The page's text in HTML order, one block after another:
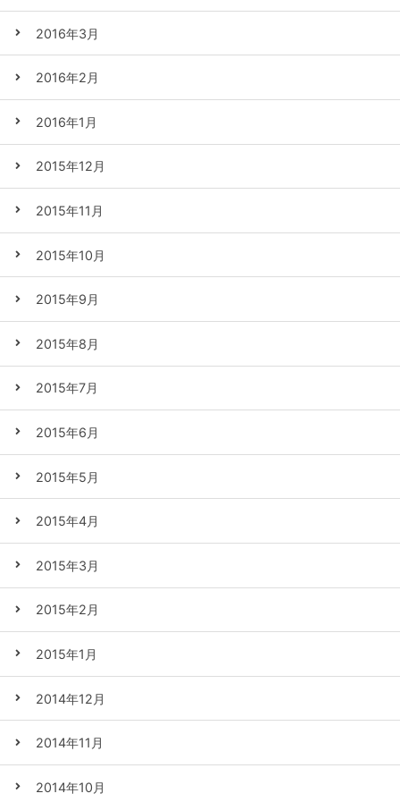
2016年3月
2016年2月
2016年1月
2015年12月
2015年11月
2015年10月
2015年9月
2015年8月
2015年7月
2015年6月
2015年5月
2015年4月
2015年3月
2015年2月
2015年1月
2014年12月
2014年11月
2014年10月